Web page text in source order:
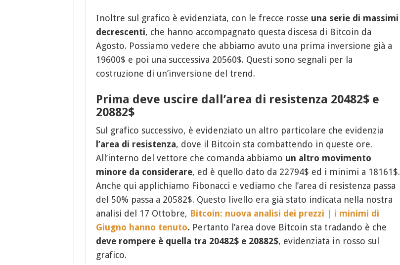
Inoltre sul grafico è evidenziata, con le frecce rosse una serie di massimi
decrescenti, che hanno accompagnato questa discesa di Bitcoin da
Agosto. Possiamo vedere che abbiamo avuto una prima inversione già a
19600$ e poi una successiva 20560$. Questi sono segnali per la
costruzione di un’inversione del trend.
Prima deve uscire dall’area di resistenza 20482$ e
20882$
Sul grafico successivo, è evidenziato un altro particolare che evidenzia
l’area di resistenza, dove il Bitcoin sta combattendo in queste ore.
All’interno del vettore che comanda abbiamo un altro movimento
minore da considerare, ed è quello dato da 22794$ ed i minimi a 18161$.
Anche qui applichiamo Fibonacci e vediamo che l’area di resistenza passa
del 50% passa a 20582$. Questo livello era già stato indicata nella nostra
analisi del 17 Ottobre, Bitcoin: nuova analisi dei prezzi | i minimi di
Giugno hanno tenuto. Pertanto l’area dove Bitcoin sta tradando è che
deve rompere è quella tra 20482$ e 20882$, evidenziata in rosso sul
grafico.